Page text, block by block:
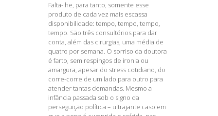
Falta-lhe, para tanto, somente esse
produto de cada vez mais escassa
disponibilidade: tempo, tempo, tempo,
tempo. São três consultórios para dar
conta, além das cirurgias, uma média de
quatro por semana. O sorriso da doutora
é farto, sem respingos de ironia ou
amargura, apesar do stress cotidiano, do
corre-corre de um lado para outro para
atender tantas demandas. Mesmo a
infância passada sob o signo da
perseguição política – ultrajante caso em